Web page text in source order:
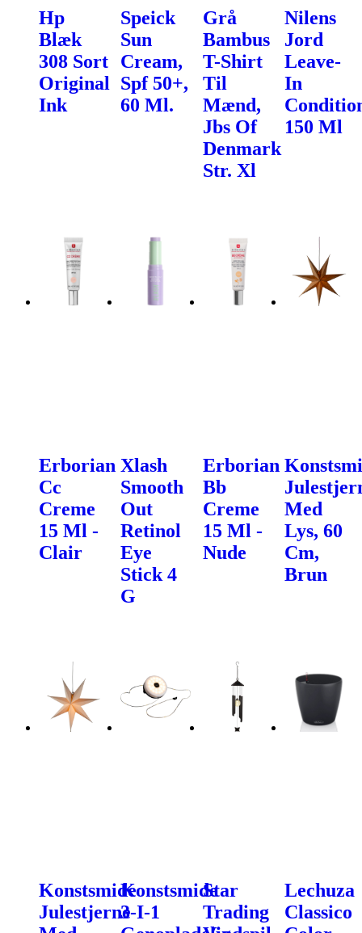
Hp
Blæk
308 Sort
Original
Ink
Speick
Sun
Cream,
Spf 50+,
60 Ml.
Grå
Bambus
T-Shirt
Til
Mænd,
Jbs Of
Denmark
Str. Xl
Nilens
Jord
Leave-
In
150 Ml
Erborian
Cc
Creme
15 Ml -
Clair
Xlash
Smooth
Out
Retinol
Eye
Stick 4
G
Erborian
Bb
Creme
15 Ml -
Nude
Med
Lys, 60
Cm,
Brun
Konstsmide
Julestjerne
Konstsmide
3-I-1
Star
Trading
Lechuza
Classico